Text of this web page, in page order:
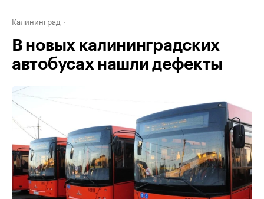
Калининград
В новых калининградских
автобусах нашли дефекты